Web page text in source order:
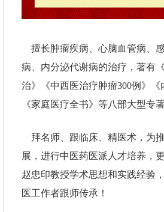
擅长肿瘤疾病、心脑血管病、
病、内分泌代谢病的治疗，著有
治》《中西医治疗肿瘤300例》《
《家庭医疗全书》等八部大型专著
拜名师、跟临床、精医术，为
展，进行中医药医派人才培养，
赵忠印教授学术思想和实践经验
医工作者跟师传承！